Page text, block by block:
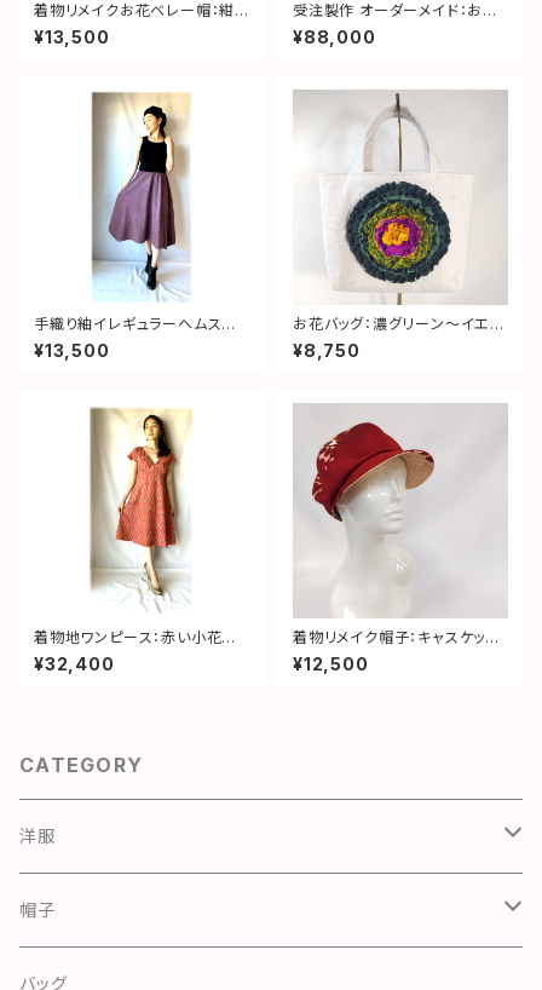
着物リメイクお花ベレー帽：紺・
雲と桐の地紋／国内送料無料
／2301b03
¥13,500
受注製作 オーダーメイド：お持
込着物をケープワンピースにリ
メイク(ミニ〜膝丈)
¥88,000
手織り紬イレギュラーヘムスカ
ート：縞・紫・ピンストライプ・着
物リメイク・２営業日以内発送・
¥13,500
お花バッグ：濃グリーン～イエロ
ー花×帯芯地／着物リメイク・国
内送料無料・２営業日以内発送
¥8,750
着物地ワンピース：赤い小花柄・
２営業日以内発送・国内送料無
料・セミオーダー可／1908d05
¥32,400
着物リメイク帽子：キャスケット
／赤・薔薇の影絵・サイズ直し無
料・国内送料無料／2210ca03
¥12,500
CATEGORY
洋服
ワンピース
スカート
スカート
帽子
ハンチング
バッグ